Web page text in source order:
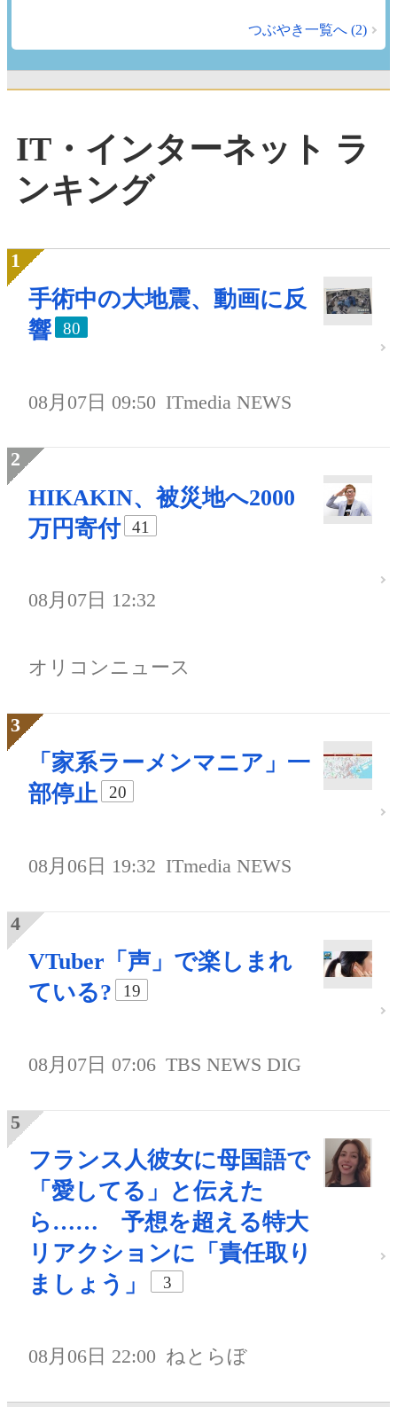
つぶやき一覧へ (2)
IT・インターネット ラ
ンキング
手術中の大地震、動画に反
響
80
08月07日 09:50 ITmedia NEWS
HIKAKIN、被災地へ2000
万円寄付
41
08月07日 12:32
オリコンニュース
「家系ラーメンマニア」一
部停止
20
08月06日 19:32 ITmedia NEWS
VTuber「声」で楽しまれ
ている?
19
08月07日 07:06 TBS NEWS DIG
フランス人彼女に母国語で
「愛してる」と伝えた
ら…… 予想を超える特大
リアクションに「責任取り
ましょう」
3
08月06日 22:00 ねとらぼ